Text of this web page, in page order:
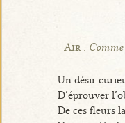
Air : Comme
Un désir
D’éprouver
De ces fleurs